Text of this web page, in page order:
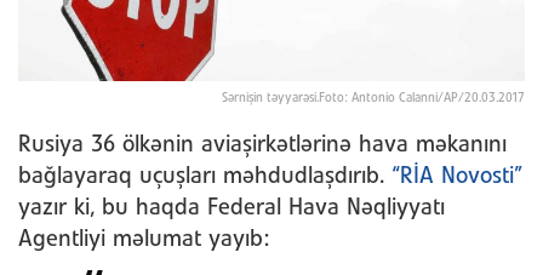
Sərnişin təyyarəsi.Foto: Antonio Calanni/AP/20.03.2017
Rusiya 36 ölkənin aviaşirkətlərinə hava məkanını
bağlayaraq uçuşları məhdudlaşdırıb. “RİA Novosti”
yazır ki, bu haqda Federal Hava Nəqliyyatı
Agentliyi məlumat yayıb: